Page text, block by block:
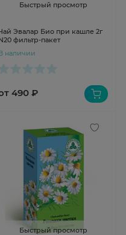
Быстрый просмотр
Эвалар Био при кашле 2г
фильтр-пакет
наличии
490 ₽
Быстрый просмотр